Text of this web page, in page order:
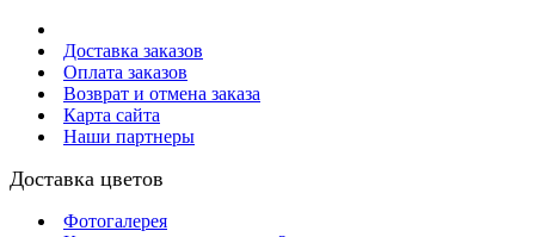
Доставка заказов
Оплата заказов
Возврат и отмена заказа
Карта сайта
Наши партнеры
Доставка цветов
Фотогалерея